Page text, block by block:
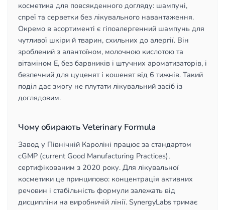
косметика для повсякденного догляду: шампуні,
спреї та серветки без лікувального навантаження.
Окремо в асортименті є гіпоалергенний шампунь для
чутливої шкіри й тварин, схильних до алергії. Він
зроблений з алантоїном, молочною кислотою та
вітаміном E, без барвників і штучних ароматизаторів, і
безпечний для цуценят і кошенят від 6 тижнів. Такий
поділ дає змогу не плутати лікувальний засіб із
доглядовим.
Чому обирають Veterinary Formula
Завод у Північній Кароліні працює за стандартом
cGMP (current Good Manufacturing Practices),
сертифікованим з 2020 року. Для лікувальної
косметики це принципово: концентрація активних
речовин і стабільність формули залежать від
дисципліни на виробничій лінії. SynergyLabs тримає